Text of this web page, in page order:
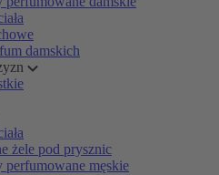
damskich
żele pod prysznic
perfumowane męskie